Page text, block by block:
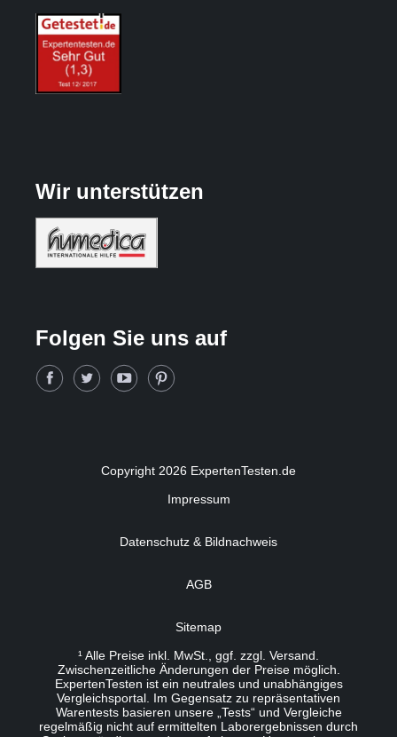
Wir unterstützen
Folgen Sie uns auf
Copyright 2026 ExpertenTesten.de
Impressum
Datenschutz & Bildnachweis
AGB
Sitemap
¹ Alle Preise inkl. MwSt., ggf. zzgl. Versand.
Zwischenzeitliche Änderungen der Preise möglich.
ExpertenTesten ist ein neutrales und unabhängiges
Vergleichsportal. Im Gegensatz zu repräsentativen
Warentests basieren unsere „Tests“ und Vergleiche
regelmäßig nicht auf ermittelten Laborergebnissen durch